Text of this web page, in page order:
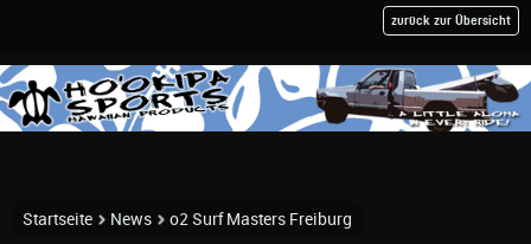
zurück zur Übersicht
Startseite News o2 Surf Masters Freiburg